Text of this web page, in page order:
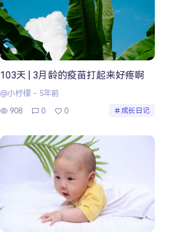
103天 | 3月龄的疫苗打起来好疼啊
@小柠檬 - 5年前
908
0 0 成长日记